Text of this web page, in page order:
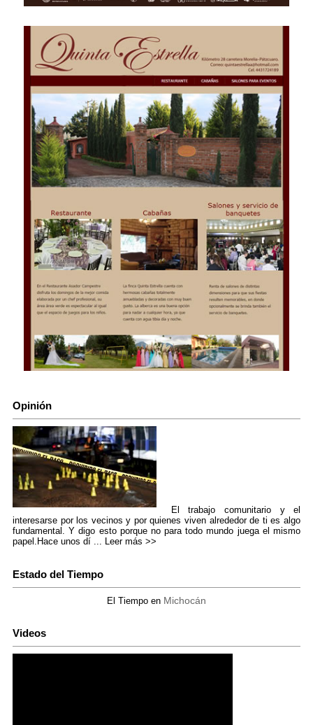
Opinión
El trabajo comunitario y el
interesarse por los vecinos y por quienes viven alrededor de ti es algo
fundamental. Y digo esto porque no para todo mundo juega el mismo
papel.Hace unos dí ... Leer más >>
Estado del Tiempo
El Tiempo en Michocán
Videos